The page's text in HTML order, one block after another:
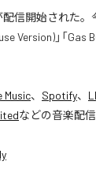
配信開始された
Version)」「Gas
Music、 Spotify、
などの音楽配